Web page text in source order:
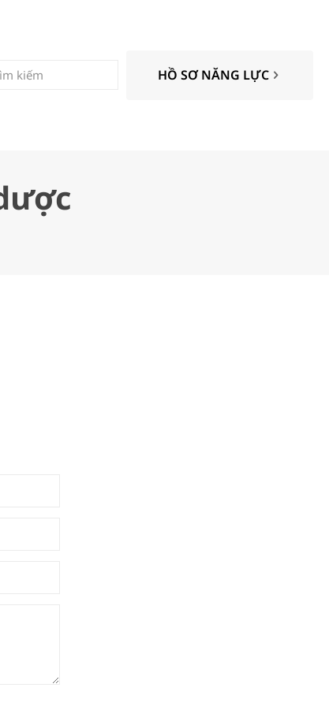
HỒ SƠ NĂNG LỰC